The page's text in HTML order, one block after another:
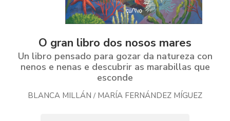
O gran libro dos nosos mares
Un libro pensado para gozar da natureza con
nenos e nenas e descubrir as marabillas que
esconde
BLANCA MILLÁN / MARÍA FERNÁNDEZ MÍGUEZ